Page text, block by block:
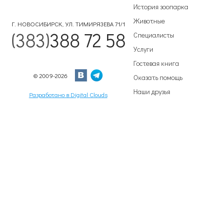
Г. НОВОСИБИРСК, УЛ. ТИМИРЯЗЕВА 71/1
(383)388 72 58
© 2009-2026
Разработано в Digital Clouds
История зоопарка
Животные
Специалисты
Услуги
Гостевая книга
Оказать помощь
Наши друзья